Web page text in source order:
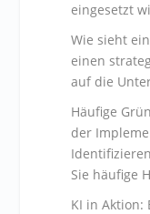
eingesetzt
Wie sieht
einen
auf die
Häufige
der
Sie häufige
KI in Aktion: